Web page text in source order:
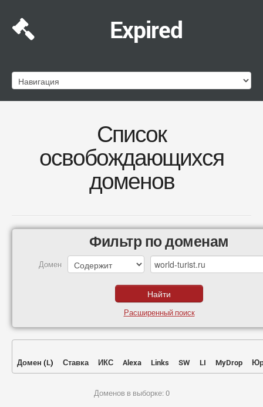
Expired
Список
освобождающихся
доменов
Фильтр по доменам
Домен
Расширенный поиск
Домен (L) Ставка ИКС Alexa Links SW LI MyDrop
Доменов в выборке: 0